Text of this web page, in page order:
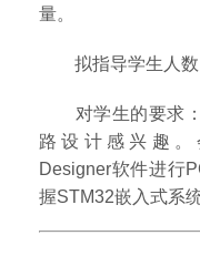
量。
拟指导学生人数
对学生的要求：
路设计感兴趣。
Designer软件进行
握STM32嵌入式系